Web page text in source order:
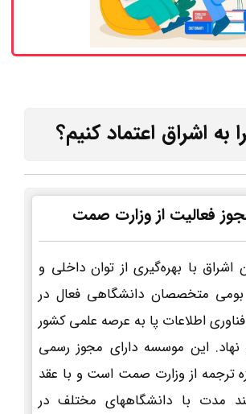
به اشراق اعتماد کنیم؟
فعالیت از وزارت صمت
اشراق با بهره‌گیری از توان داخلی و
بومی متخصصان دانشگاهی فعال در
اطلاعات پا به عرصه علمی کشور
نهاد. این موسسه دارای مجوز رسمی
ترجمه از وزارت صمت است و با عقد
مدت با دانشگاههای مختلف در